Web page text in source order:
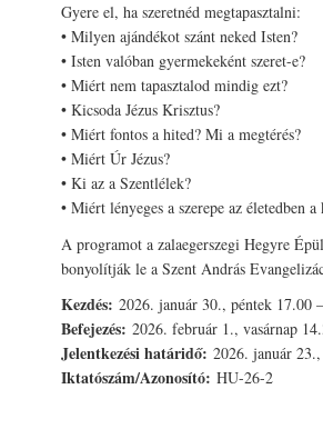
Gyere el, ha szeretnéd megtapasztalni:
• Milyen ajándékot szánt neked Isten?
• Isten valóban gyermekeként szeret-e?
• Miért nem tapasztalod mindig ezt?
• Kicsoda Jézus Krisztus?
• Miért fontos a hited? Mi a megtérés?
• Miért Úr Jézus?
• Ki az a Szentlélek?
• Miért lényeges a szerepe az életedben
A programot a zalaegerszegi Hegyre
bonyolítják le a Szent András
Kezdés: 2026. január 30., péntek 17.00 –
Befejezés: 2026. február 1., vasárnap
Jelentkezési határidő: 2026. január
Iktatószám/Azonosító: HU-26-2